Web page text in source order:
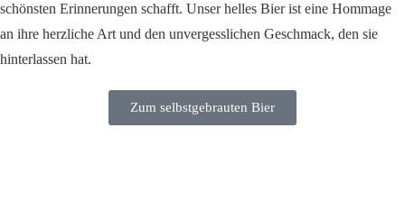
schönsten Erinnerungen schafft. Unser helles Bier ist eine Hommage
an ihre herzliche Art und den unvergesslichen Geschmack, den sie
hinterlassen hat.
Zum selbstgebrauten Bier